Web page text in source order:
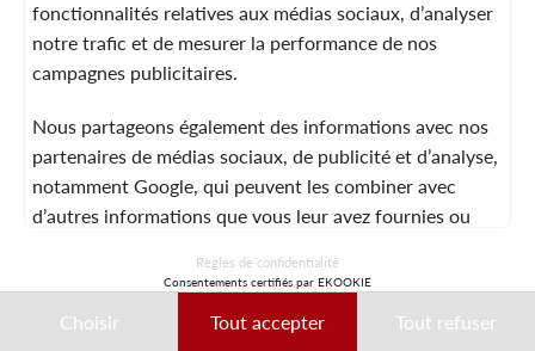
SERVICE CLIENT
© 2026 Laura Vita
DESIGNED BY LOBSTTER
MENTIONS LÉGALESCGVCONTACT
fonctionnalités relatives aux médias sociaux, d’analyser
notre trafic et de mesurer la performance de nos
campagnes publicitaires.
Nous partageons également des informations avec nos
partenaires de médias sociaux, de publicité et d’analyse,
notamment Google, qui peuvent les combiner avec
d’autres informations que vous leur avez fournies ou
Ces données peuvent notamment être utilisées à des
Règles de confidentialité
Consentements certifiés par EKOOKIE
Choisir Tout accepter Tout refuser